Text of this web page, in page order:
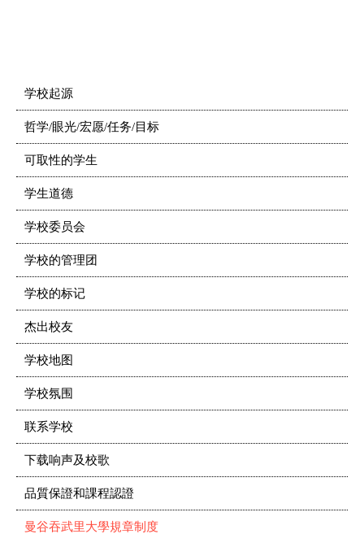
学校起源
哲学/眼光/宏愿/任务/目标
可取性的学生
学生道德
学校委员会
学校的管理团
学校的标记
杰出校友
学校地图
学校氛围
联系学校
下载响声及校歌
品質保證和課程認證
曼谷吞武里大學規章制度